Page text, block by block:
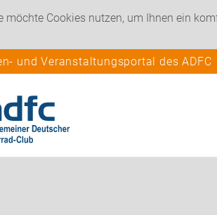
möchte Cookies nutzen, um Ihnen ein
und Veranstaltungsportal des ADFC